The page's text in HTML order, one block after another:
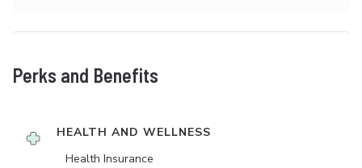
Perks and Benefits
HEALTH AND WELLNESS
Health Insurance